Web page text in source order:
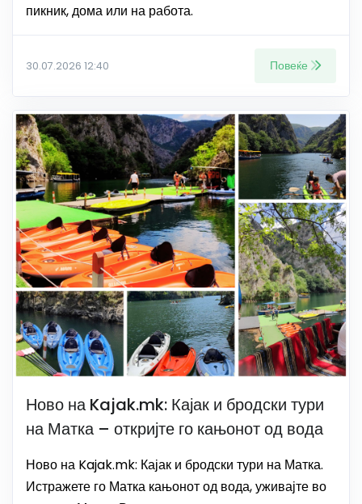
пикник, дома или на работа.
30.07.2026 12:40 Повеќе
Ново на Kajak.mk: Кајак и бродски тури
на Матка – откријте го кањонот од вода
Ново на Kajak.mk: Кајак и бродски тури на Матка.
Истражете го Матка кањонот од вода, уживајте во